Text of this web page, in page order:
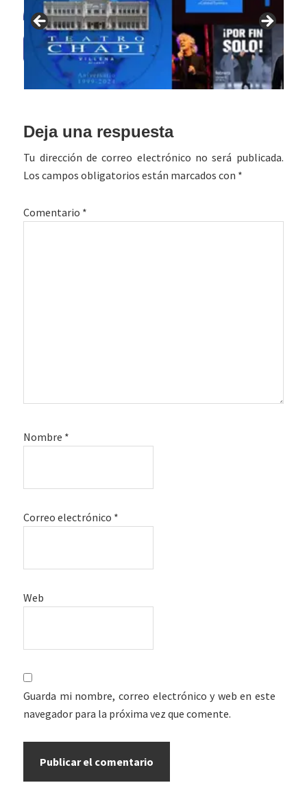
Interacciones
con
los
Deja una respuesta
Tu dirección de correo electrónico no será publicada.
Los campos obligatorios están marcados con *
Comentario *
Nombre *
Correo electrónico *
Web
Guarda mi nombre, correo electrónico y web en este
navegador para la próxima vez que comente.